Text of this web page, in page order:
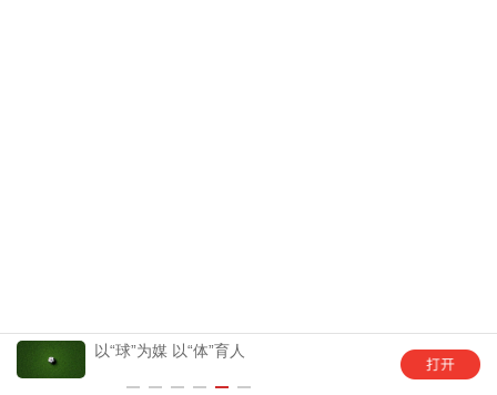
以“球”为媒 以“体”育人 幼儿园